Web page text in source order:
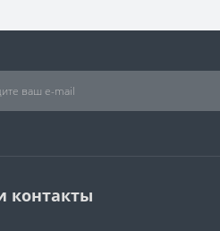
контакты